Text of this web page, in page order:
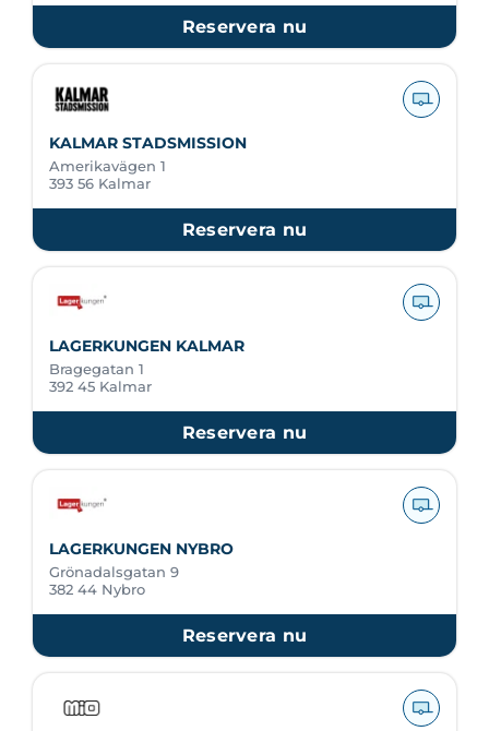
Reservera nu
KALMAR STADSMISSION
Amerikavägen 1
393 56 Kalmar
Reservera nu
LAGERKUNGEN KALMAR
Bragegatan 1
392 45 Kalmar
Reservera nu
LAGERKUNGEN NYBRO
Grönadalsgatan 9
382 44 Nybro
Reservera nu